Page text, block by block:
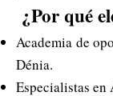
¿Por qué
Academia de
Dénia.
Especialistas